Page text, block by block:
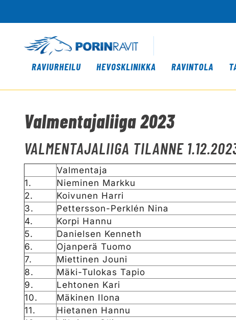
RAVIURHEILU HEVOSKLINIKKA RAVINTOLA
Valmentajaliiga 2023
VALMENTAJALIIGA TILANNE
Valmentaja
1.
Nieminen Markku
2.
Koivunen Harri
3.
Pettersson-Perklén Nina
4.
Korpi Hannu
5.
Danielsen Kenneth
6.
Ojanperä Tuomo
7.
Miettinen Jouni
8.
Mäki-Tulokas Tapio
9.
Lehtonen Kari
10.
Mäkinen Ilona
11.
Hietanen Hannu